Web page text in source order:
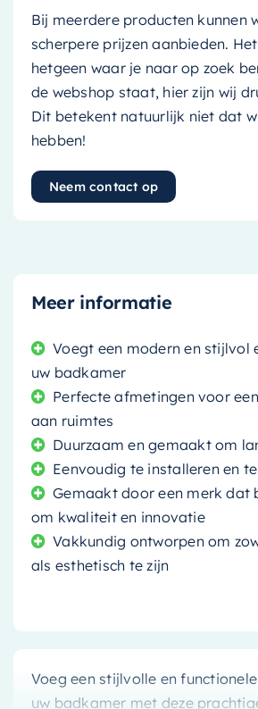
Bij meerdere producten kunnen
scherpere prijzen aanbieden.
hetgeen waar je naar op zoek
de webshop staat, hier zijn wij
Dit betekent natuurlijk niet dat
hebben!
Neem contact op
Meer informatie
Voegt een modern en stijlvol
uw badkamer
Perfecte afmetingen voor
aan ruimtes
Duurzaam en gemaakt om
Eenvoudig te installeren en
Gemaakt door een merk dat
om kwaliteit en innovatie
Vakkundig ontworpen om
als esthetisch te zijn
Voeg een stijlvolle en
uw badkamer met deze